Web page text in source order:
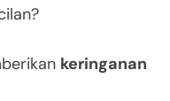
keringanan